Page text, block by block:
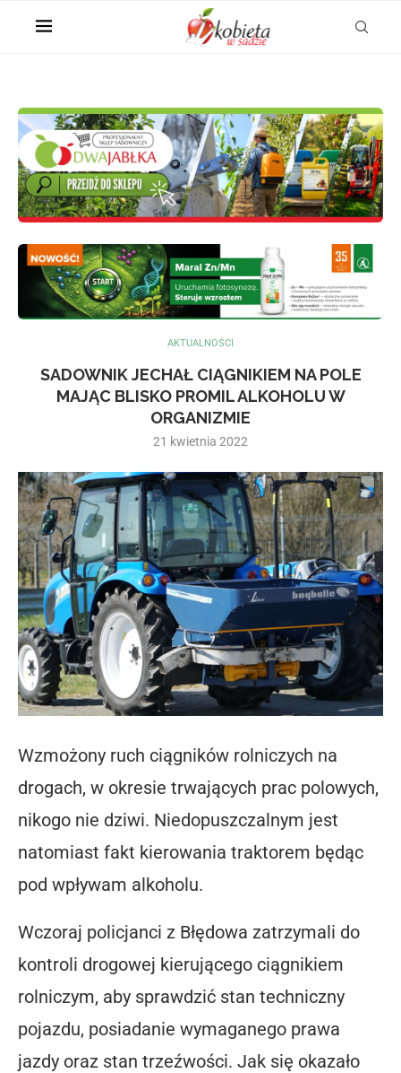
AKTUALNOŚCI
SADOWNIK JECHAŁ CIĄGNIKIEM NA POLE
MAJĄC BLISKO PROMIL ALKOHOLU W
ORGANIZMIE
21 kwietnia 2022
Wzmożony ruch ciągników rolniczych na
drogach, w okresie trwających prac polowych,
nikogo nie dziwi. Niedopuszczalnym jest
natomiast fakt kierowania traktorem będąc
pod wpływam alkoholu.
Wczoraj policjanci z Błędowa zatrzymali do
kontroli drogowej kierującego ciągnikiem
rolniczym, aby sprawdzić stan techniczny
pojazdu, posiadanie wymaganego prawa
jazdy oraz stan trzeźwości. Jak się okazało